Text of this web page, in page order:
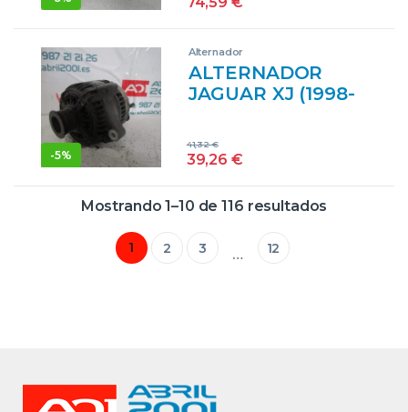
GENERADOR
JAGUAR1012117633
VERDE
GENERADOR
-5%
Alternador
ALTERNADOR
JAGUAR XJ (1998-
39,26 €
41,32€
Mostrando 1–10 de 116 resultados
1 2 3 … 12